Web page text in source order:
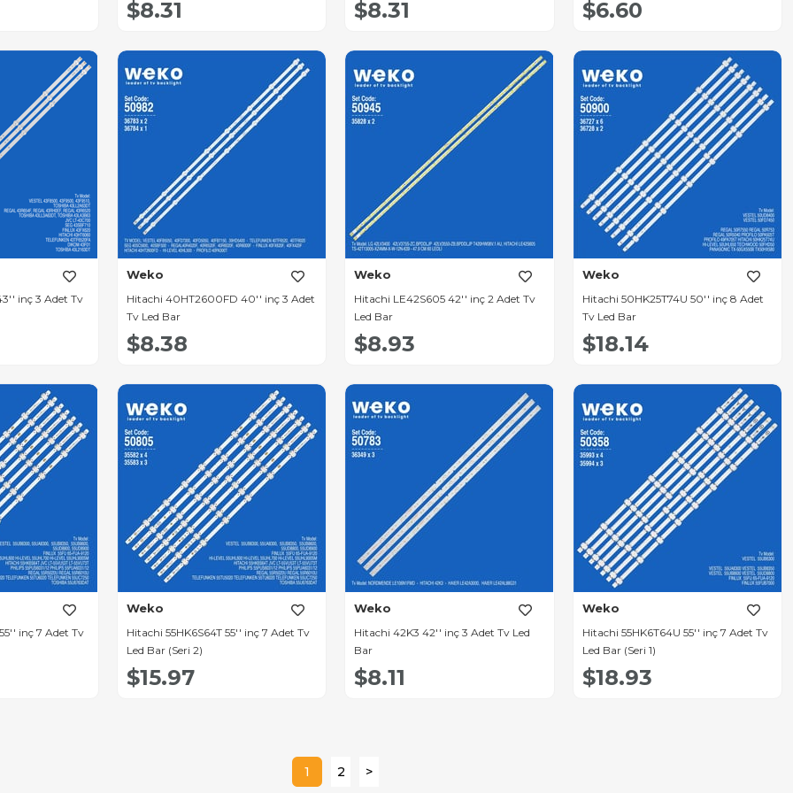
$8.31 $8.31 $6.60
inç 3 Adet Tv
Weko
Hitachi 40HT2600FD 40'' inç 3 Adet
Tv Led Bar
$8.38
Weko
Hitachi LE42S605 42'' inç 2 Adet Tv
Led Bar
$8.93
Weko
Hitachi 50HK25T74U 50'' inç 8 Adet
Tv Led Bar
$18.14
inç 7 Adet Tv
Weko
Hitachi 55HK6S64T 55'' inç 7 Adet Tv
Led Bar (Seri 2)
$15.97
Weko
Hitachi 42K3 42'' inç 3 Adet Tv Led
Bar
$8.11
Weko
Hitachi 55HK6T64U 55'' inç 7 Adet Tv
Led Bar (Seri 1)
$18.93
1 2 >